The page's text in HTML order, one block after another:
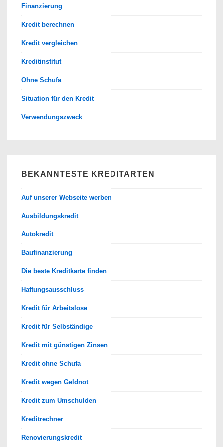
Finanzierung
Kredit berechnen
Kredit vergleichen
Kreditinstitut
Ohne Schufa
Situation für den Kredit
Verwendungszweck
BEKANNTESTE KREDITARTEN
Auf unserer Webseite werben
Ausbildungskredit
Autokredit
Baufinanzierung
Die beste Kreditkarte finden
Haftungsausschluss
Kredit für Arbeitslose
Kredit für Selbständige
Kredit mit günstigen Zinsen
Kredit ohne Schufa
Kredit wegen Geldnot
Kredit zum Umschulden
Kreditrechner
Renovierungskredit